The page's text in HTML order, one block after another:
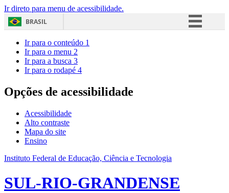
Ir direto para menu de acessibilidade.
BRASIL
Acesso à informação
Ir para o conteúdo 1
Ir para o menu 2
Ir para a busca 3
Ir para o rodapé 4
Opções de acessibilidade
Acessibilidade
Alto contraste
Mapa do site
Ensino
Instituto Federal de Educação, Ciência e Tecnologia
SUL-RIO-GRANDENSE